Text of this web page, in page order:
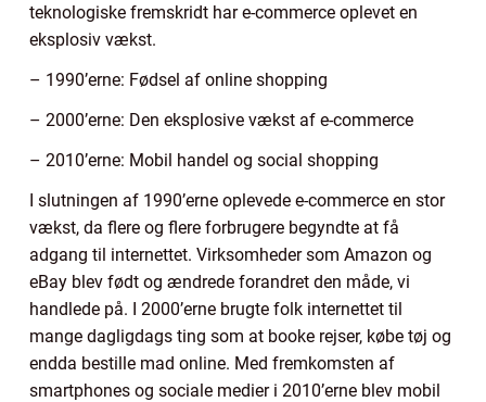
teknologiske fremskridt har e-commerce oplevet en
eksplosiv vækst.
– 1990’erne: Fødsel af online shopping
– 2000’erne: Den eksplosive vækst af e-commerce
– 2010’erne: Mobil handel og social shopping
I slutningen af 1990’erne oplevede e-commerce en stor
vækst, da flere og flere forbrugere begyndte at få
adgang til internettet. Virksomheder som Amazon og
eBay blev født og ændrede forandret den måde, vi
handlede på. I 2000’erne brugte folk internettet til
mange dagligdags ting som at booke rejser, købe tøj og
endda bestille mad online. Med fremkomsten af
smartphones og sociale medier i 2010’erne blev mobil